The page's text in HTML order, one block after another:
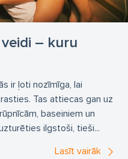
– kuru
ir ļoti nozīmīga, lai
Tas attiecas gan uz
baseiniem un
ilgstoši, tieši...
Lasīt vairāk